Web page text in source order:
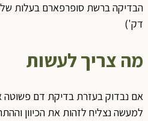
צריך לעשות
נבדוק בעזרת בדיקת דם פשוטה את